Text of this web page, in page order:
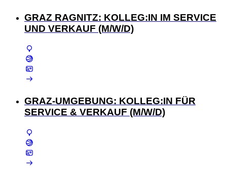
GRAZ RAGNITZ: KOLLEG:IN IM SERVICE
UND VERKAUF (M/W/D)
GRAZ-UMGEBUNG: KOLLEG:IN FÜR
SERVICE & VERKAUF (M/W/D)